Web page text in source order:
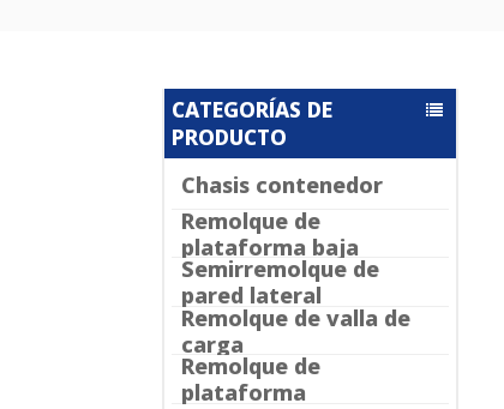
CATEGORÍAS DE
PRODUCTO
Chasis contenedor
Remolque de
plataforma baja
Semirremolque de
pared lateral
Remolque de valla de
carga
Remolque de
plataforma